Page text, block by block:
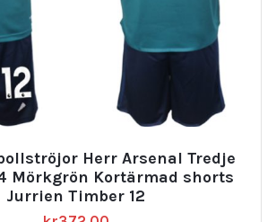
Herr Arsenal Tredje
Mörkgrön Kortärmad shorts
Jurrien Timber 12